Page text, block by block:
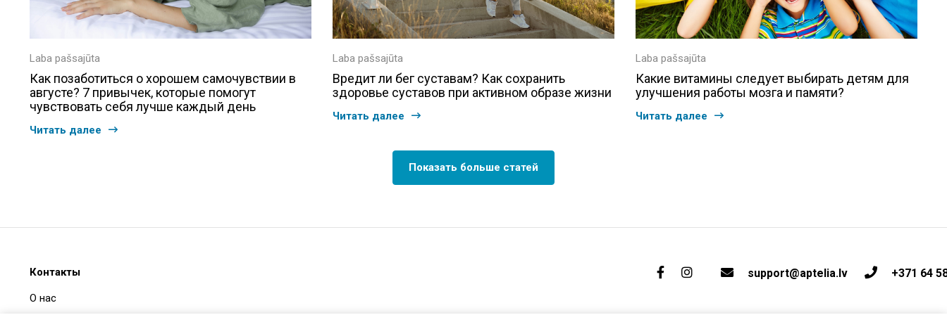
Laba pašsajūta
Как позаботиться о хорошем самочувствии в
августе? 7 привычек, которые помогут
чувствовать себя лучше каждый день
Читать далее
Laba pašsajūta
Вредит ли бег суставам? Как сохранить
здоровье суставов при активном образе жизни
Читать далее
Laba pašsajūta
Какие витамины следует выбирать детям для
улучшения работы мозга и памяти?
Читать далее
Показать больше статей
Контакты
О нас
support@aptelia.lv +371 64